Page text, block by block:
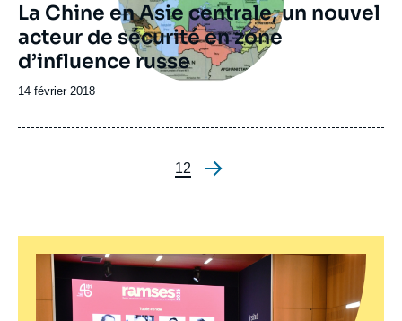
La Chine en Asie centrale, un nouvel
acteur de sécurité en zone
d’influence russe
Date
publication
14 février 2018
Pagination
Page
1Page
2